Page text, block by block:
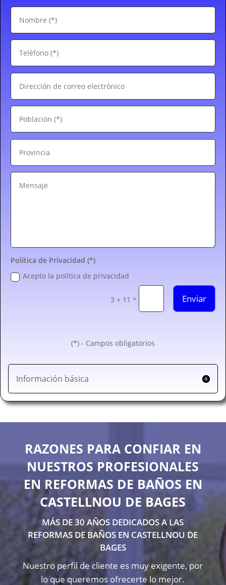
Política de Privacidad (*)
Acepto la política de privacidad
3 + 11 = Enviar
(*) - Campos obligatorios
Información básica
RAZONES PARA CONFIAR EN
NUESTROS PROFESIONALES
EN REFORMAS DE BAÑOS EN
CASTELLNOU DE BAGES
MÁS DE 30 AÑOS DEDICADOS A LAS
REFORMAS DE BAÑOS EN CASTELLNOU DE
BAGES
Nuestro perfil de cliente es muy exigente, por
lo que queremos ofrecerte lo mejor.